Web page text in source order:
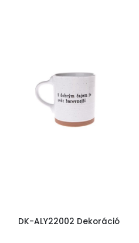
DK-ALY22002 Dekoráció